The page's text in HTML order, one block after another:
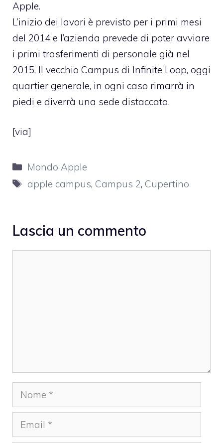
Apple.
L’inizio dei lavori è previsto per i primi mesi
del 2014 e l’azienda prevede di poter avviare
i primi trasferimenti di personale già nel
2015. Il vecchio Campus di Infinite Loop, oggi
quartier generale, in ogni caso rimarrà in
piedi e diverrà una sede distaccata.
[via]
Categorie
Mondo Apple
Tag
apple campus, Campus 2, Cupertino
Lascia un commento
Nome
Email